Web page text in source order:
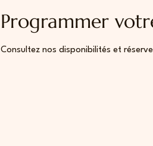
Programmer
Consultez nos disponibilités et